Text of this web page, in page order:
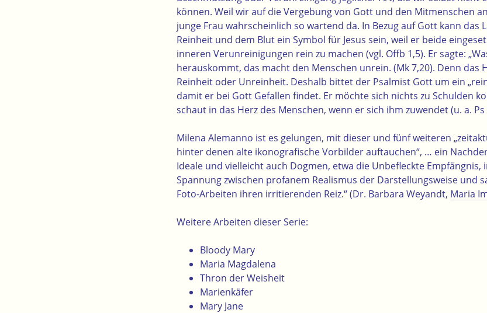
können. Weil wir auf die Vergebung von Gott und den Mitmenschen
junge Frau wahrscheinlich so wartend da. In Bezug auf Gott kann das
Reinheit und dem Blut ein Symbol für Jesus sein, weil er beide
inneren Verunreinigungen rein zu machen (vgl. Offb 1,5). Er sagte:
herauskommt, das macht den Menschen unrein. (Mk 7,20). Denn das
Reinheit oder Unreinheit. Deshalb bittet der Psalmist Gott um ein
damit er bei Gott Gefallen findet. Er möchte sich nichts zu Schulden
schaut in das Herz des Menschen, wenn er sich ihm zuwendet (u. a. Ps
Milena Alemanno ist es gelungen, mit dieser und fünf weiteren
hinter denen alte ikonografische Vorbilder auftauchen“, … ein
Ideale und vielleicht auch Dogmen, etwa die Unbefleckte Empfängnis,
Spannung zwischen profanem Realismus der Darstellungsweise und
Foto-Arbeiten ihren irritierenden Reiz.“ (Dr. Barbara Weyandt, Maria
Weitere Arbeiten dieser Serie:
Bloody Mary
Maria Magdalena
Thron der Weisheit
Marienkäfer
Mary Jane